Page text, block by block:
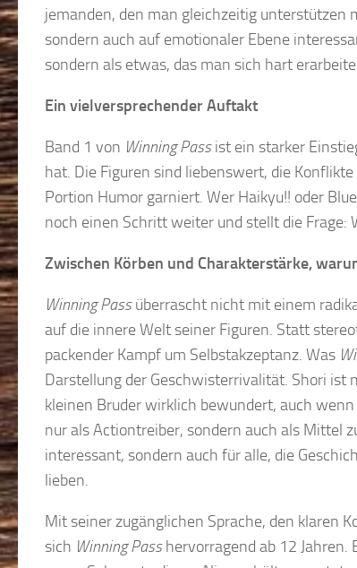
jemanden, den man gleichzeitig unterstützen
sondern auch auf emotionaler Ebene
sondern als etwas, das man sich hart
Ein vielversprechender Auftakt
Band 1 von Winning Passist ein starker
hat. Die Figuren sind liebenswert, die
Portion Humor garniert. Wer Haikyu!! oder
noch einen Schritt weiter und stellt die
Zwischen Körben und Charakterstärke,
Winning Passüberrascht nicht mit einem
auf die innere Welt seiner Figuren. Statt
packender Kampf um Selbstakzeptanz. Was
Darstellung der Geschwisterrivalität. Shori ist
kleinen Bruder wirklich bewundert, auch
nur als Actiontreiber, sondern auch als Mittel
interessant, sondern auch für alle, die
lieben.
Mit seiner zugänglichen Sprache, den klaren
sich Winning Passhervorragend ab 12 Jahren.